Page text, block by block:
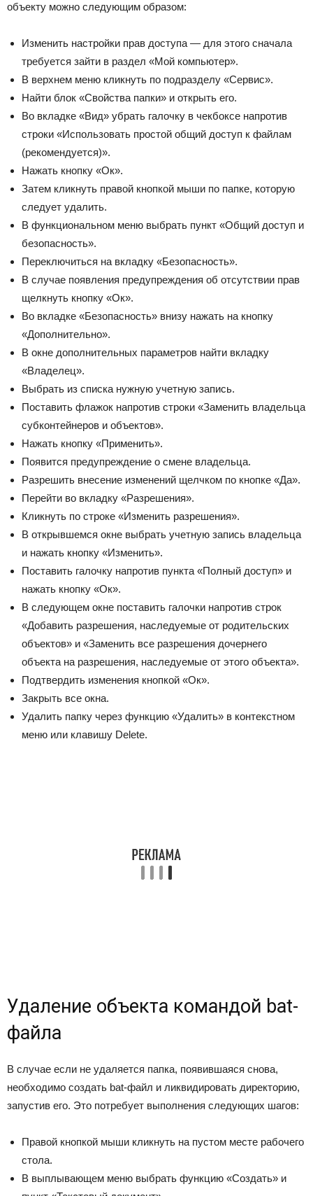
объекту можно следующим образом:
Изменить настройки прав доступа — для этого сначала
требуется зайти в раздел «Мой компьютер».
В верхнем меню кликнуть по подразделу «Сервис».
Найти блок «Свойства папки» и открыть его.
Во вкладке «Вид» убрать галочку в чекбоксе напротив
строки «Использовать простой общий доступ к файлам
(рекомендуется)».
Нажать кнопку «Ок».
Затем кликнуть правой кнопкой мыши по папке, которую
следует удалить.
В функциональном меню выбрать пункт «Общий доступ и
безопасность».
Переключиться на вкладку «Безопасность».
В случае появления предупреждения об отсутствии прав
щелкнуть кнопку «Ок».
Во вкладке «Безопасность» внизу нажать на кнопку
«Дополнительно».
В окне дополнительных параметров найти вкладку
«Владелец».
Выбрать из списка нужную учетную запись.
Поставить флажок напротив строки «Заменить владельца
субконтейнеров и объектов».
Нажать кнопку «Применить».
Появится предупреждение о смене владельца.
Разрешить внесение изменений щелчком по кнопке «Да».
Перейти во вкладку «Разрешения».
Кликнуть по строке «Изменить разрешения».
В открывшемся окне выбрать учетную запись владельца
и нажать кнопку «Изменить».
Поставить галочку напротив пункта «Полный доступ» и
нажать кнопку «Ок».
В следующем окне поставить галочки напротив строк
«Добавить разрешения, наследуемые от родительских
объектов» и «Заменить все разрешения дочернего
объекта на разрешения, наследуемые от этого объекта».
Подтвердить изменения кнопкой «Ок».
Закрыть все окна.
Удалить папку через функцию «Удалить» в контекстном
меню или клавишу Delete.
Удаление объекта командой bat-
файла
В случае если не удаляется папка, появившаяся снова,
необходимо создать bat-файл и ликвидировать директорию,
запустив его. Это потребует выполнения следующих шагов:
Правой кнопкой мыши кликнуть на пустом месте рабочего
стола.
В выплывающем меню выбрать функцию «Создать» и